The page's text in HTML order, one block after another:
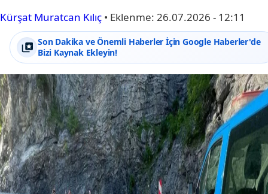
Kürşat Muratcan Kılıç • Eklenme: 26.07.2026 - 12:11
Son Dakika ve Önemli Haberler İçin Google Haberler'de
Bizi Kaynak Ekleyin!